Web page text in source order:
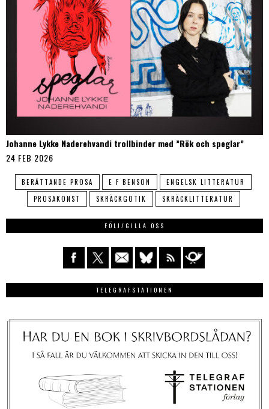
Johanne Lykke Naderehvandi trollbinder med ”Rök och speglar”
24 FEB 2026
BERÄTTANDE PROSA E F BENSON
ENGELSK LITTERATUR
PROSAKONST
SKRÄCKGOTIK SKRÄCKLITTERATUR
FÖLJ/GILLA OSS
TELEGRAFSTATIONEN